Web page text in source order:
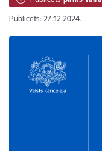
Publicēts: 27.12.2024.